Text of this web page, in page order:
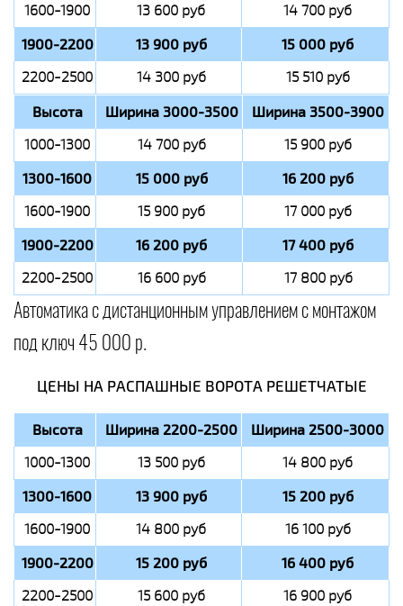
1600-1900 13 600 руб 14 700 руб
1900-2200 13 900 руб 15 000 руб
2200-2500 14 300 руб 15 510 руб
Высота Ширина 3000-3500 Ширина 3500-3900
1000-1300 14 700 руб 15 900 руб
1300-1600 15 000 руб 16 200 руб
1600-1900 15 900 руб 17 000 руб
1900-2200 16 200 руб 17 400 руб
2200-2500 16 600 руб 17 800 руб
Автоматика с дистанционным управлением с монтажом
под ключ 45 000 р.
ЦЕНЫ НА РАСПАШНЫЕ ВОРОТА РЕШЕТЧАТЫЕ
Высота Ширина 2200-2500 Ширина 2500-3000
1000-1300 13 500 руб 14 800 руб
1300-1600 13 900 руб 15 200 руб
1600-1900 14 800 руб 16 100 руб
1900-2200 15 200 руб 16 400 руб
2200-2500 15 600 руб 16 900 руб